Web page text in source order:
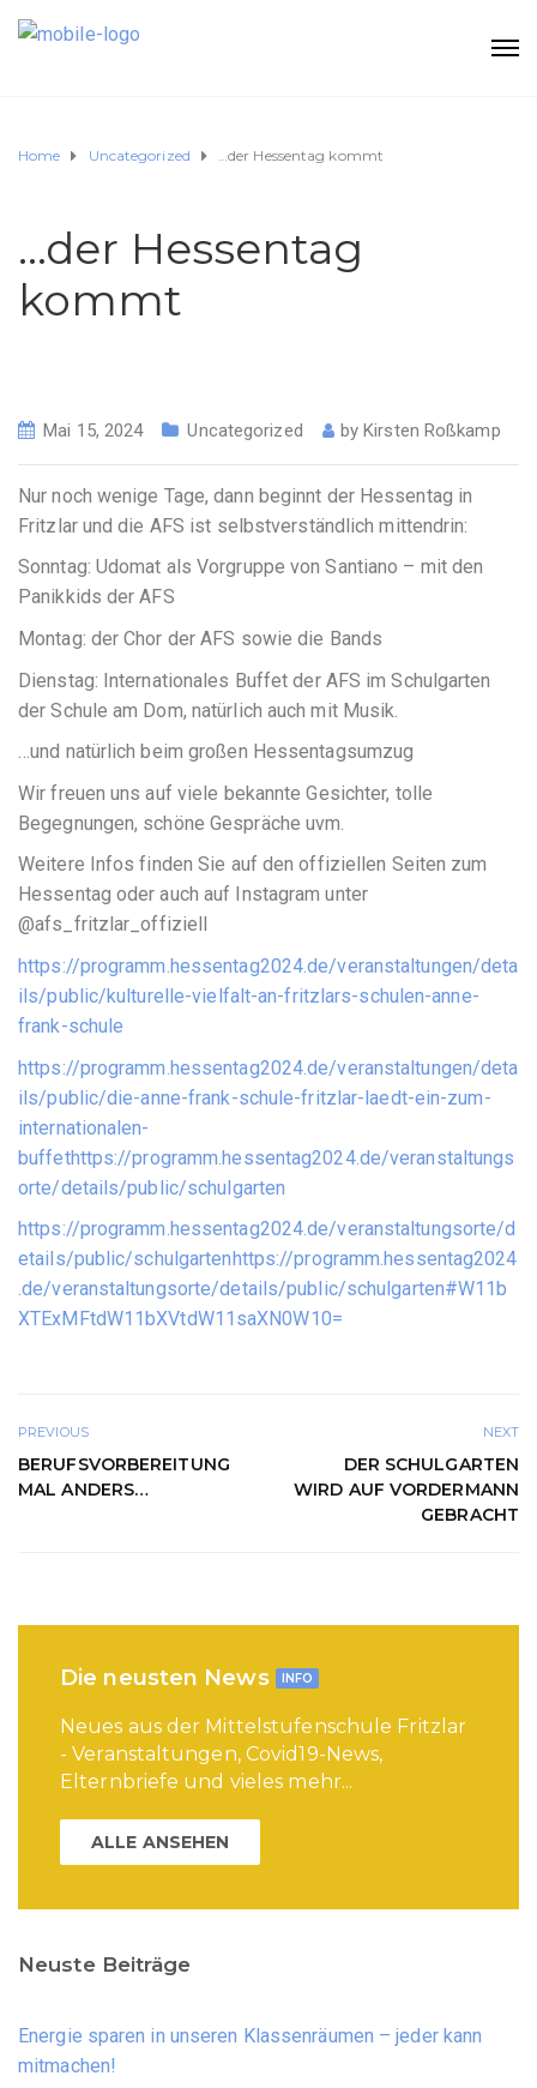
Home Uncategorized …der Hessentag kommt
…der Hessentag
kommt
Mai 15, 2024 Uncategorized byKirsten Roßkamp
Nur noch wenige Tage, dann beginnt der Hessentag in
Fritzlar und die AFS ist selbstverständlich mittendrin:
Sonntag: Udomat als Vorgruppe von Santiano – mit den
Panikkids der AFS
Montag: der Chor der AFS sowie die Bands
Dienstag: Internationales Buffet der AFS im Schulgarten
der Schule am Dom, natürlich auch mit Musik.
…und natürlich beim großen Hessentagsumzug
Wir freuen uns auf viele bekannte Gesichter, tolle
Begegnungen, schöne Gespräche uvm.
Weitere Infos finden Sie auf den offiziellen Seiten zum
Hessentag oder auch auf Instagram unter
@afs_fritzlar_offiziell
https://programm.hessentag2024.de/veranstaltungen/deta
ils/public/kulturelle-vielfalt-an-fritzlars-schulen-anne-
frank-schule
https://programm.hessentag2024.de/veranstaltungen/deta
ils/public/die-anne-frank-schule-fritzlar-laedt-ein-zum-
internationalen-
buffethttps://programm.hessentag2024.de/veranstaltungs
orte/details/public/schulgarten
https://programm.hessentag2024.de/veranstaltungsorte/d
etails/public/schulgartenhttps://programm.hessentag2024
.de/veranstaltungsorte/details/public/schulgarten#W11b
XTExMFtdW11bXVtdW11saXN0W10=
PREVIOUS
BERUFSVORBEREITUNG
MAL ANDERS…
NEXT
DER SCHULGARTEN
WIRD AUF VORDERMANN
GEBRACHT
Die neusten News INFO
Neues aus der Mittelstufenschule Fritzlar
- Veranstaltungen, Covid19-News,
Elternbriefe und vieles mehr...
ALLE ANSEHEN
Neuste Beiträge
Energie sparen in unseren Klassenräumen – jeder kann
mitmachen!